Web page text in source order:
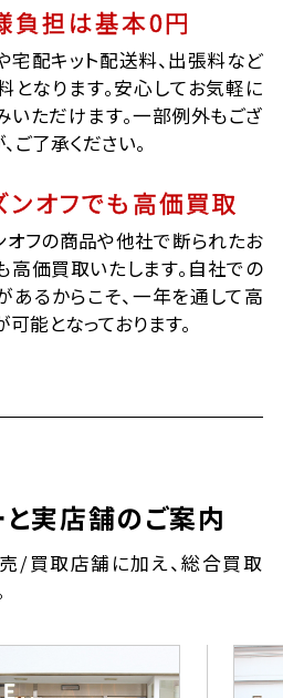
負担は基本0円
宅配キット配送料、出張料など
となります。安心してお気軽に
いただけます。一部例外もござ
ご了承ください。
ンオフでも高価買取
オフの商品や他社で断られたお
高価買取いたします。自社での
あるからこそ、一年を通して高
能となっております。
実店舗のご案内
/買取店舗に加え、総合買取